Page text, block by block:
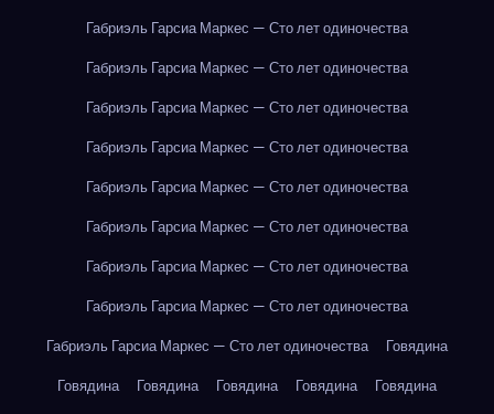
Габриэль Гарсиа Маркес — Сто лет одиночества
Габриэль Гарсиа Маркес — Сто лет одиночества
Габриэль Гарсиа Маркес — Сто лет одиночества
Габриэль Гарсиа Маркес — Сто лет одиночества
Габриэль Гарсиа Маркес — Сто лет одиночества
Габриэль Гарсиа Маркес — Сто лет одиночества
Габриэль Гарсиа Маркес — Сто лет одиночества
Габриэль Гарсиа Маркес — Сто лет одиночества
Габриэль Гарсиа Маркес — Сто лет одиночества
Говядина
Говядина
Говядина Говядина Говядина
Говядина